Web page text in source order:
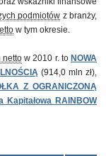
podmiotów z branży,
w tym okresie.
nettow 2010 r. to NOWA
(914,0 mln zł),
Z OGRANICZONĄ
Kapitałowa RAINBOW